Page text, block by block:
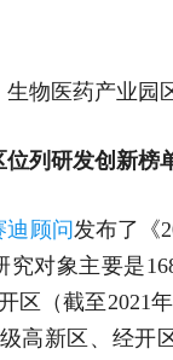
生物医药产业园
位列研发创新榜
迪顾问发布了《
究对象主要是
区（截至2021
高新区、经开